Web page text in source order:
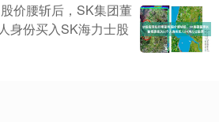
价腰斩后，SK集团董
身份买入SK海力士股